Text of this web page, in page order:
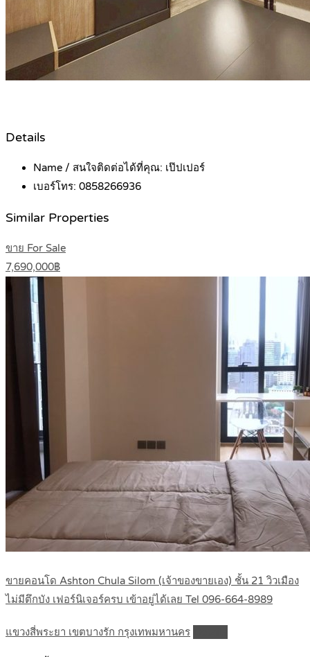
Details
Name / สนใจติดต่อได้ที่คุณ: เป๊ปเปอร์
เบอร์โทร: 0858266936
Similar Properties
ขาย For Sale
7,690,000฿
ขายคอนโด Ashton Chula Silom (เจ้าของขายเอง) ชั้น 21 วิวเมือง
ไม่มีตึกบัง เฟอร์นิเจอร์ครบ เข้าอยู่ได้เลย Tel 096-664-8989
แขวงสี่พระยา เขตบางรัก กรุงเทพมหานคร